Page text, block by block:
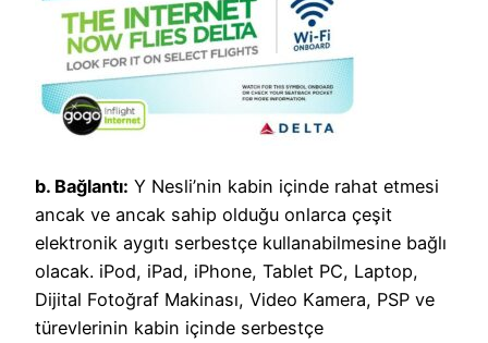
b. Bağlantı: Y Nesli’nin kabin içinde rahat etmesi
ancak ve ancak sahip olduğu onlarca çeşit
elektronik aygıtı serbestçe kullanabilmesine bağlı
olacak. iPod, iPad, iPhone, Tablet PC, Laptop,
Dijital Fotoğraf Makinası, Video Kamera, PSP ve
türevlerinin kabin içinde serbestçe